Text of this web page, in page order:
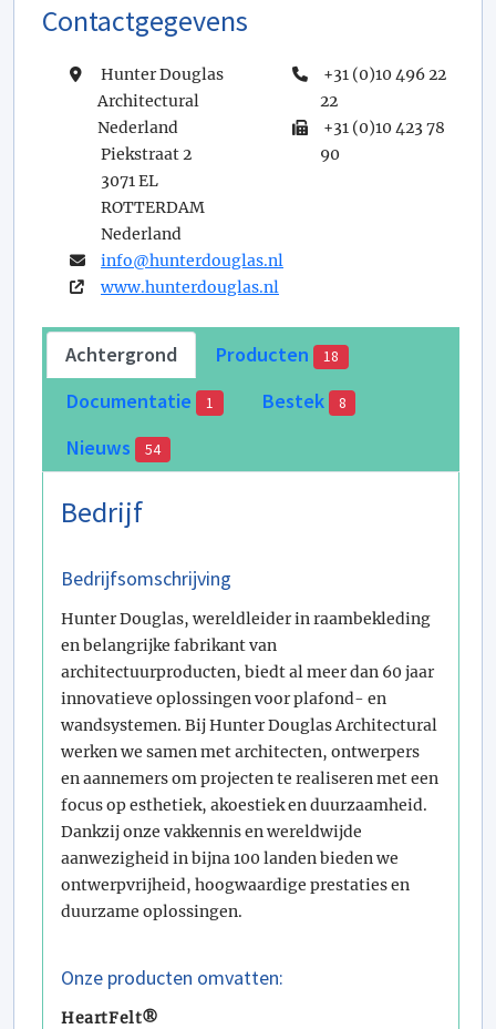
Contactgegevens
Hunter Douglas
Architectural
Nederland
Piekstraat 2
3071 EL
ROTTERDAM
Nederland
+31 (0)10 496 22
22
+31 (0)10 423 78
90
info@­hunterdouglas.nl
www.hunterdouglas.nl
Achtergrond Producten 18
Documentatie 1 Bestek 8
Nieuws 54
Bedrijf
Bedrijfsomschrijving
Hunter Douglas, wereldleider in raambekleding
en belangrijke fabrikant van
architectuurproducten, biedt al meer dan 60 jaar
innovatieve oplossingen voor plafond- en
wandsystemen. Bij Hunter Douglas Architectural
werken we samen met architecten, ontwerpers
en aannemers om projecten te realiseren met een
focus op esthetiek, akoestiek en duurzaamheid.
Dankzij onze vakkennis en wereldwijde
aanwezigheid in bijna 100 landen bieden we
ontwerpvrijheid, hoogwaardige prestaties en
duurzame oplossingen.
Onze producten omvatten:
HeartFelt®